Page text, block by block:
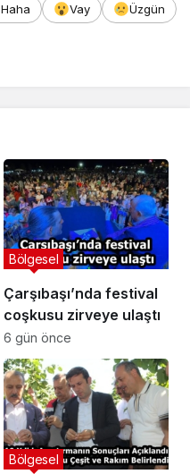
Haha Vay
Üzgün
Çarşıbaşı’nda festival
coşkusu zirveye ulaştı
Bölgesel
6 gün önce
Bölgesel